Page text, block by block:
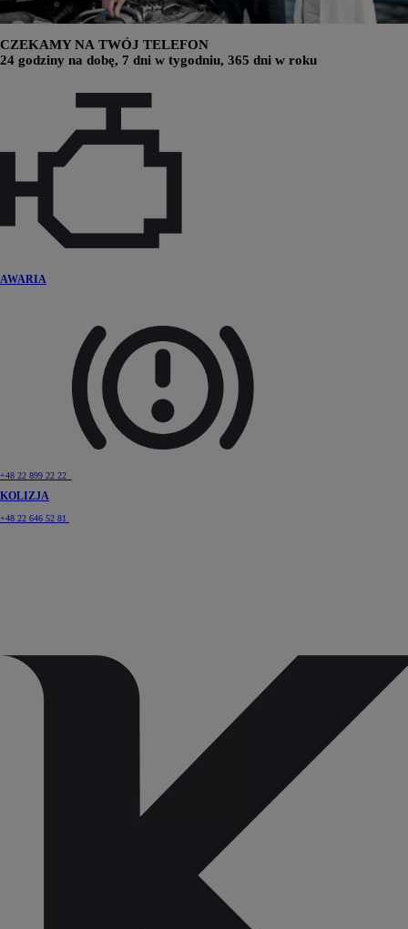
CZEKAMY NA TWÓJ TELEFON
24 godziny na dobę, 7 dni w tygodniu, 365 dni w roku
AWARIA
+48 22 899 22 22
KOLIZJA
+48 22 646 52 81